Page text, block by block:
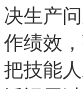
决生产
作绩效
把技能